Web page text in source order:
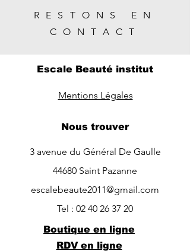
RESTONS EN
CONTACT
Escale Beauté institut
Mentions Légales
Nous trouver
3 avenue du Général De Gaulle
44680 Saint Pazanne
escalebeaute2011@gmail.com
Tel : 02 40 26 37 20
Boutique en ligne
RDV en ligne